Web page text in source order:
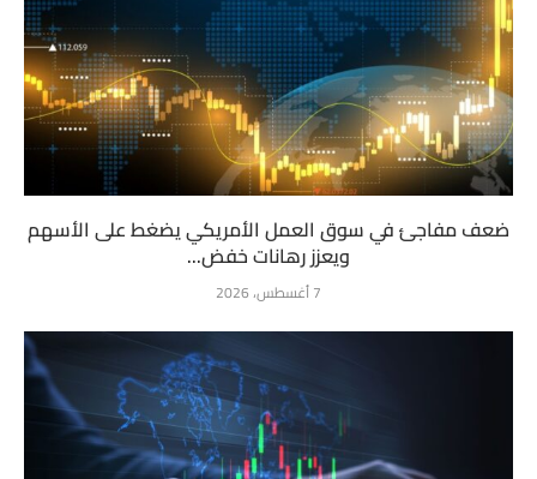
ضعف مفاجئ في سوق العمل الأمريكي يضغط على الأسهم
ويعزز رهانات خفض...
7 أغسطس، 2026